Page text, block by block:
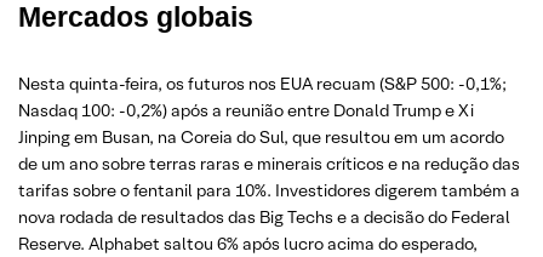
Mercados globais
Nesta quinta-feira, os futuros nos EUA recuam (S&P 500: -0,1%;
Nasdaq 100: -0,2%) após a reunião entre Donald Trump e Xi
Jinping em Busan, na Coreia do Sul, que resultou em um acordo
de um ano sobre terras raras e minerais críticos e na redução das
tarifas sobre o fentanil para 10%. Investidores digerem também a
nova rodada de resultados das Big Techs e a decisão do Federal
Reserve. Alphabet saltou 6% após lucro acima do esperado,